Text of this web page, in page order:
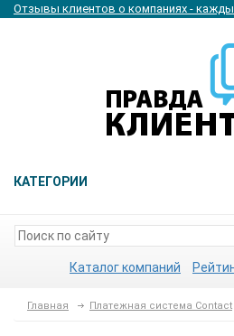
Отзывы клиентов о компаниях -
КАТЕГОРИИ
Каталог компаний
Главная Платежная система Contact